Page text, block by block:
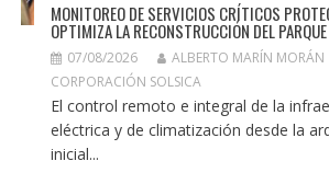
MONITOREO DE SERVICIOS CRÍTICOS
OPTIMIZA LA RECONSTRUCCIÓN DEL
07/08/2026
ALBERTO MARÍN MORÁN
CORPORACIÓN SOLSICA
El control remoto e integral de la
eléctrica y de climatización desde la
inicial...